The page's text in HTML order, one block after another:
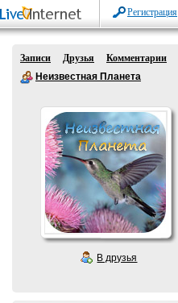
Регистрация
Записи Друзья
Комментарии
Неизвестная Планета
В друзья